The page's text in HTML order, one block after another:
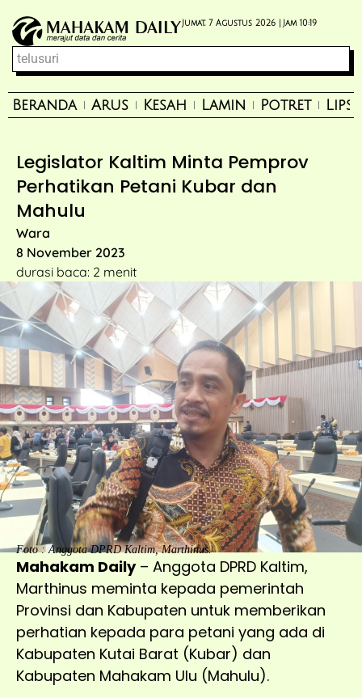
Jumat, 7 Agustus 2026 | Jam 10:19
Beranda Arus Kesah Lamin Potret
Legislator Kaltim Minta Pemprov
Perhatikan Petani Kubar dan
Mahulu
Wara
8 November 2023
durasi baca: 2 menit
Foto : Anggota DPRD Kaltim, Marthinus.
Mahakam Daily– Anggota DPRD Kaltim,
Marthinus meminta kepada pemerintah
Provinsi dan Kabupaten untuk memberikan
perhatian kepada para petani yang ada di
Kabupaten Kutai Barat (Kubar) dan
Kabupaten Mahakam Ulu (Mahulu).